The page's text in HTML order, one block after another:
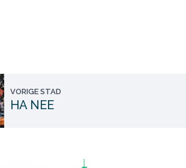
VORIGE STAD
HA NEE